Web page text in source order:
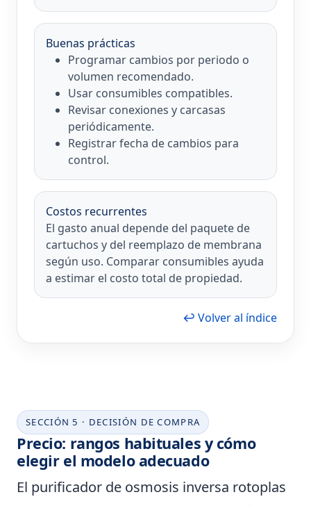
Buenas prácticas
Programar cambios por periodo o
volumen recomendado.
Usar consumibles compatibles.
Revisar conexiones y carcasas
periódicamente.
Registrar fecha de cambios para
control.
Costos recurrentes
El gasto anual depende del paquete de
cartuchos y del reemplazo de membrana
según uso. Comparar consumibles ayuda
a estimar el costo total de propiedad.
↩ Volver al índice
SECCIÓN 5 · DECISIÓN DE COMPRA
Precio: rangos habituales y cómo
elegir el modelo adecuado
El purificador de osmosis inversa rotoplas